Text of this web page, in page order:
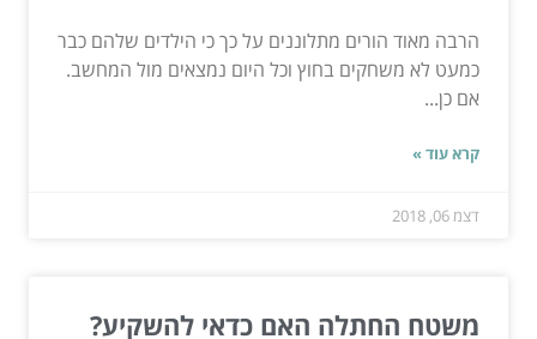
הרבה מאוד הורים מתלוננים על כך כי הילדים שלהם כבר
כמעט לא משחקים בחוץ וכל היום נמצאים מול המחשב.
אם כן...
קרא עוד »
דצמ 06, 2018
משטח החתלה האם כדאי להשקיע?